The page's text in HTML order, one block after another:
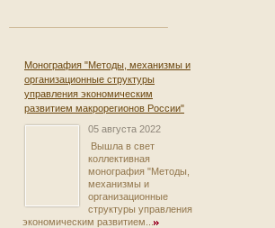
Монография "Методы, механизмы и
организационные структуры
управления экономическим
развитием макрорегионов России"
05 августа 2022
Вышла в свет
коллективная
монография "Методы,
механизмы и
организационные
структуры управления
экономическим развитием...